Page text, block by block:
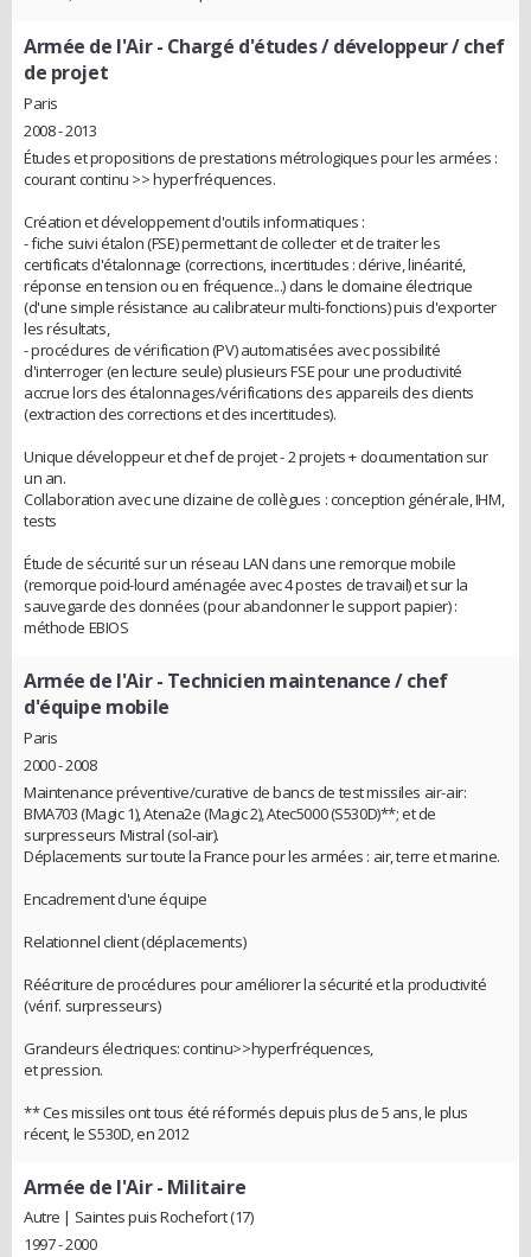
Armée de l'Air- Chargé d'études / développeur / chef
de projet
Paris
2008 - 2013
Études et propositions de prestations métrologiques pour les armées :
courant continu >> hyperfréquences.
Création et développement d'outils informatiques :
- fiche suivi étalon (FSE) permettant de collecter et de traiter les
certificats d'étalonnage (corrections, incertitudes : dérive, linéarité,
réponse en tension ou en fréquence...) dans le domaine électrique
(d'une simple résistance au calibrateur multi-fonctions) puis d'exporter
les résultats,
- procédures de vérification (PV) automatisées avec possibilité
d'interroger (en lecture seule) plusieurs FSE pour une productivité
accrue lors des étalonnages/vérifications des appareils des clients
(extraction des corrections et des incertitudes).
Unique développeur et chef de projet - 2 projets + documentation sur
un an.
Collaboration avec une dizaine de collègues : conception générale, IHM,
tests
Étude de sécurité sur un réseau LAN dans une remorque mobile
(remorque poid-lourd aménagée avec 4 postes de travail) et sur la
sauvegarde des données (pour abandonner le support papier) :
méthode EBIOS
Armée de l'Air- Technicien maintenance / chef
d'équipe mobile
Paris
2000 - 2008
Maintenance préventive/curative de bancs de test missiles air-air:
BMA703 (Magic 1), Atena2e (Magic 2), Atec5000 (S530D)**; et de
surpresseurs Mistral (sol-air).
Déplacements sur toute la France pour les armées : air, terre et marine.
Encadrement d'une équipe
Relationnel client (déplacements)
Réécriture de procédures pour améliorer la sécurité et la productivité
(vérif. surpresseurs)
Grandeurs électriques: continu>>hyperfréquences,
et pression.
** Ces missiles ont tous été réformés depuis plus de 5 ans, le plus
récent, le S530D, en 2012
Armée de l'Air- Militaire
Autre | Saintes puis Rochefort (17)
1997 - 2000